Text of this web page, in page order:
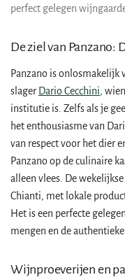
perfect gelegen
De ziel van Panzano:
Panzano is onlosmakelijk
slager Dario Cecchini,
institutie is. Zelfs als je
het enthousiasme van
van respect voor het dier
Panzano op de culinaire
alleen vlees. De
Chianti, met lokale
Het is een perfecte
mengen en de authentieke
Wijnproeverijen en